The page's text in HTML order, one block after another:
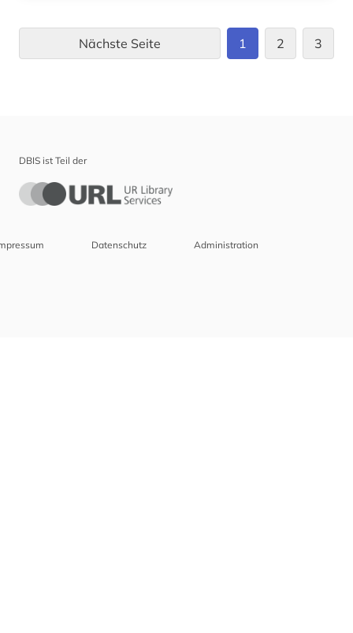
Nächste Seite 1 2 3
DBIS ist Teil der
Datenschutz Administration